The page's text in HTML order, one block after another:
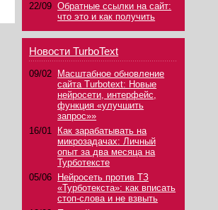
22/09 Обратные ссылки на сайт:
что это и как получить
Новости TurboText
09/02
Масштабное обновление
сайта Turbotext: Новые
нейросети, интерфейс,
функция «улучшить
запрос»»
16/01
Как зарабатывать на
микрозадачах: Личный
опыт за два месяца на
Турботексте
05/06
Нейросеть против ТЗ
«Турботекста»: как вписать
стоп-слова и не взвыть